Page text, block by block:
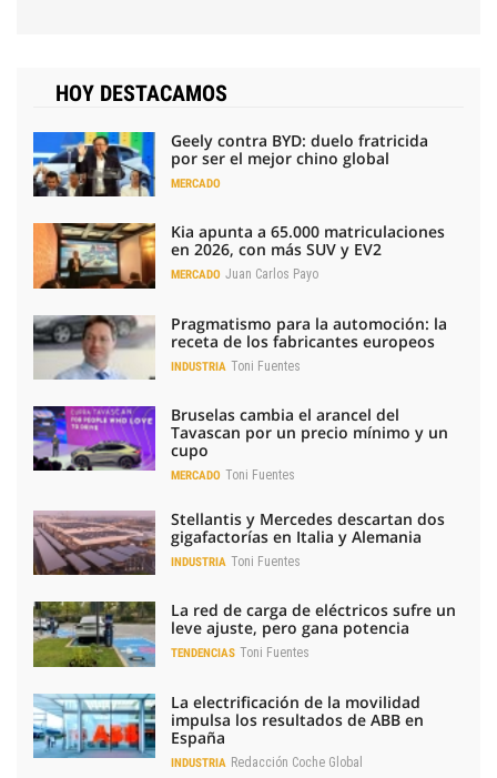
HOY DESTACAMOS
Geely contra BYD: duelo fratricida
por ser el mejor chino global
MERCADO
Kia apunta a 65.000 matriculaciones
en 2026, con más SUV y EV2
MERCADO Juan Carlos Payo
Pragmatismo para la automoción: la
receta de los fabricantes europeos
INDUSTRIA Toni Fuentes
Bruselas cambia el arancel del
Tavascan por un precio mínimo y un
cupo
MERCADO Toni Fuentes
Stellantis y Mercedes descartan dos
gigafactorías en Italia y Alemania
INDUSTRIA Toni Fuentes
La red de carga de eléctricos sufre un
leve ajuste, pero gana potencia
TENDENCIAS Toni Fuentes
La electrificación de la movilidad
impulsa los resultados de ABB en
España
INDUSTRIA Redacción Coche Global